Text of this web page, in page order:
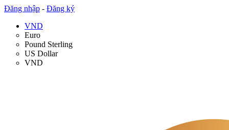
Đăng nhập - Đăng ký
VND
Euro
Pound Sterling
US Dollar
VND